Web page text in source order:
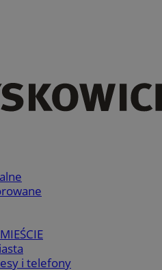
i telefony